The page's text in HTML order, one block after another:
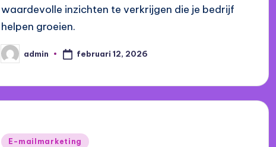
waardevolle inzichten te verkrijgen die je bedrijf
helpen groeien.
Geplaatst
door
admin februari 12, 2026
Geplaatst
E-mailmarketing